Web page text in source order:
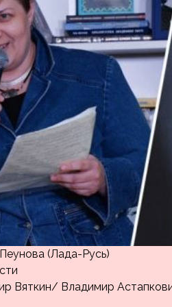
(Лада-Русь)
Вяткин/ Владимир